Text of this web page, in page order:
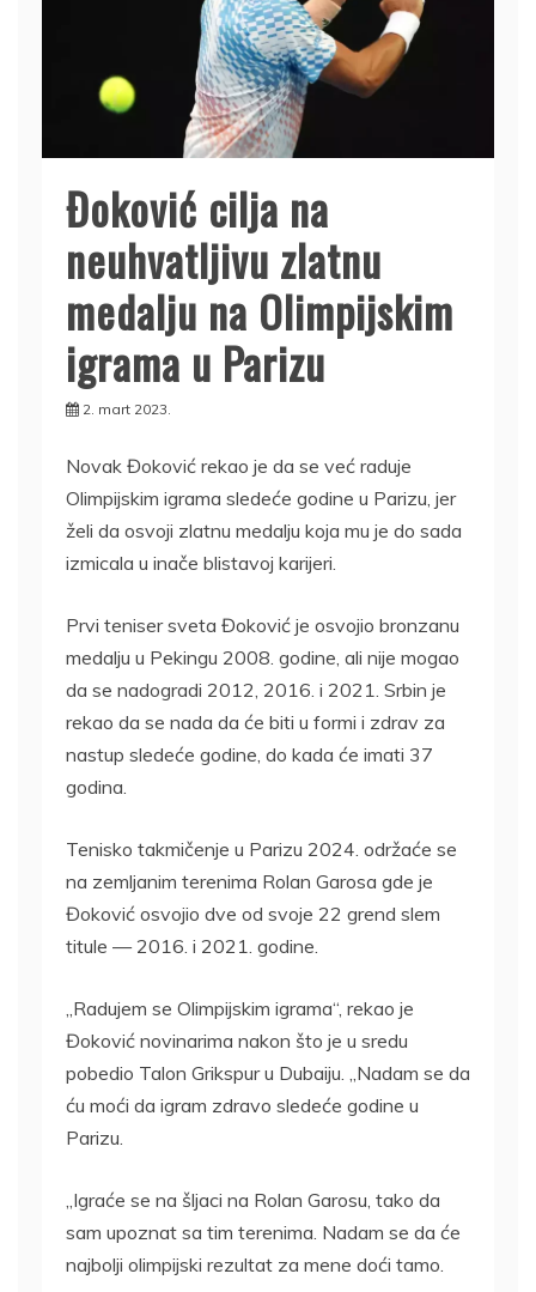
Đoković cilja na
neuhvatljivu zlatnu
medalju na Olimpijskim
igrama u Parizu
2. mart 2023.
Novak Đoković rekao je da se već raduje
Olimpijskim igrama sledeće godine u Parizu, jer
želi da osvoji zlatnu medalju koja mu je do sada
izmicala u inače blistavoj karijeri.
Prvi teniser sveta Đoković je osvojio bronzanu
medalju u Pekingu 2008. godine, ali nije mogao
da se nadogradi 2012, 2016. i 2021. Srbin je
rekao da se nada da će biti u formi i zdrav za
nastup sledeće godine, do kada će imati 37
godina.
Tenisko takmičenje u Parizu 2024. održaće se
na zemljanim terenima Rolan Garosa gde je
Đoković osvojio dve od svoje 22 grend slem
titule — 2016. i 2021. godine.
„Radujem se Olimpijskim igrama“, rekao je
Đoković novinarima nakon što je u sredu
pobedio Talon Grikspur u Dubaiju. „Nadam se da
ću moći da igram zdravo sledeće godine u
Parizu.
„Igraće se na šljaci na Rolan Garosu, tako da
sam upoznat sa tim terenima. Nadam se da će
najbolji olimpijski rezultat za mene doći tamo.